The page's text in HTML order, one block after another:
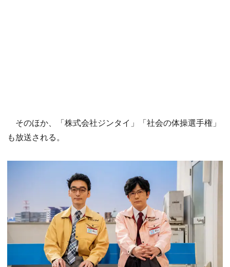
そのほか、「株式会社ジンタイ」「社会の体操選手権」
も放送される。